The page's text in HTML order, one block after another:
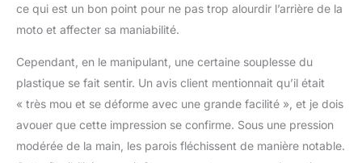
verrou de sécurité pour
éviter le vol . [Dossier en
confortable] - Le dossier
en plastique profilé
imperméable peut vous
donner une sensation
d'épaisseur et de
confort. La surface du
ce qui est un bon point pour ne pas trop alourdir l’arrière de la
moto et affecter sa maniabilité.
Cependant, en le manipulant, une certaine souplesse du
plastique se fait sentir. Un avis client mentionnait qu’il était
« très mou et se déforme avec une grande facilité », et je dois
avouer que cette impression se confirme. Sous une pression
modérée de la main, les parois fléchissent de manière notable.